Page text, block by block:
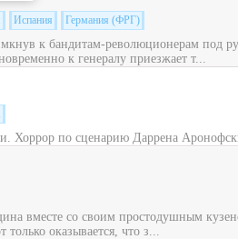
Испания Германия (ФРГ)
к бандитам-революционерам под
к генералу приезжает т...
Хоррор по сценарию Даррена
вместе со своим простодушным
оказывается, что з...